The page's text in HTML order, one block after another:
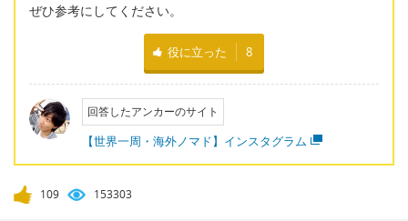
ぜひ参考にしてください。
役に立った 8
回答したアンカーのサイト
【世界一周・海外ノマド】インスタグラム
109 153303